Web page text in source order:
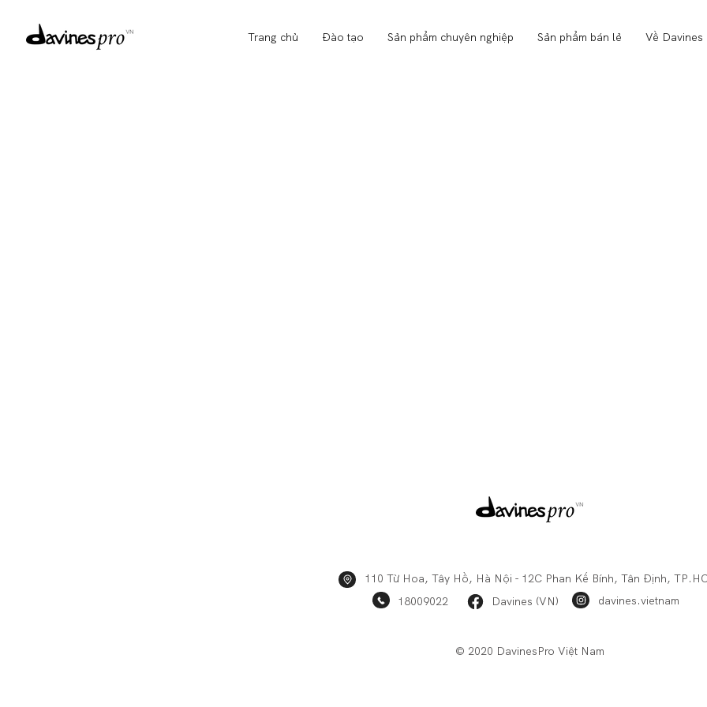
Trang chủ Đào tạo Sản phẩm chuyên nghiệp Sản phẩm bán lẻ Về Davines
110 Từ Hoa, Tây Hồ, Hà Nội - 12C Phan Kế Bính, Tân Định,
18009022
Davines (VN) davines.vietnam
© 2020 DavinesPro Việt Nam